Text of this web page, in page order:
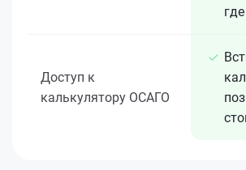
Доступ к
калькулятору ОСАГО